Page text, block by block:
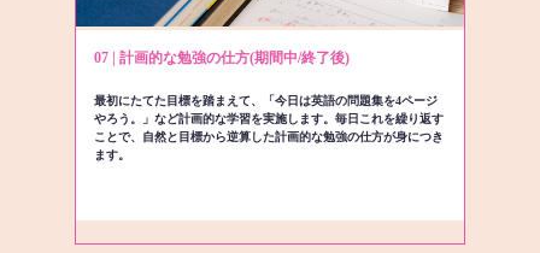
07 | 計画的な勉強の仕方(期間中/終了後)
最初にたてた目標を踏まえて、「今日は英語の問題集を4ページ
やろう。」など計画的な学習を実施します。毎日これを繰り返す
ことで、自然と目標から逆算した計画的な勉強の仕方が身につき
ます。